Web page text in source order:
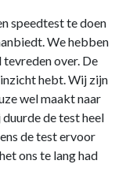
speedtest te doen
We hebben
over. De
hebt. Wij zijn
wel maakt naar
de test heel
de test ervoor
ons te lang had